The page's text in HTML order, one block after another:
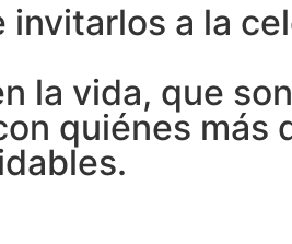
invitarlos a la
la vida, que
quiénes más